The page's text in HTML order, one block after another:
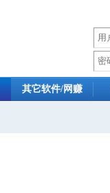
其它软件/网赚